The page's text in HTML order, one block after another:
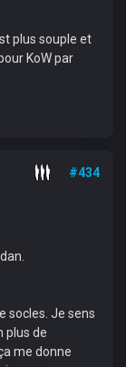
plus souple et
KoW par
#434
socles. Je sens
plus de
me donne